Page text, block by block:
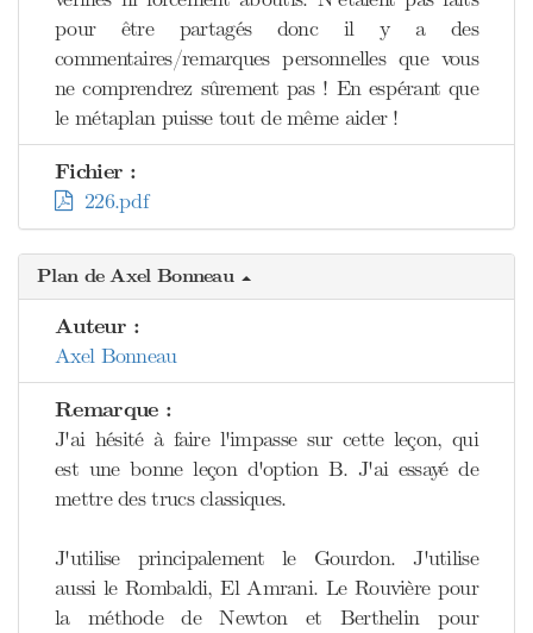
pour être partagés donc il y a des
commentaires/remarques personnelles que vous
ne comprendrez sûrement pas ! En espérant que
le métaplan puisse tout de même aider !
Fichier :
226.pdf
Plan de Axel Bonneau
Auteur :
Axel Bonneau
Remarque :
J'ai hésité à faire l'impasse sur cette leçon, qui
est une bonne leçon d'option B. J'ai essayé de
mettre des trucs classiques.
J'utilise principalement le Gourdon. J'utilise
aussi le Rombaldi, El Amrani. Le Rouvière pour
la méthode de Newton et Berthelin pour